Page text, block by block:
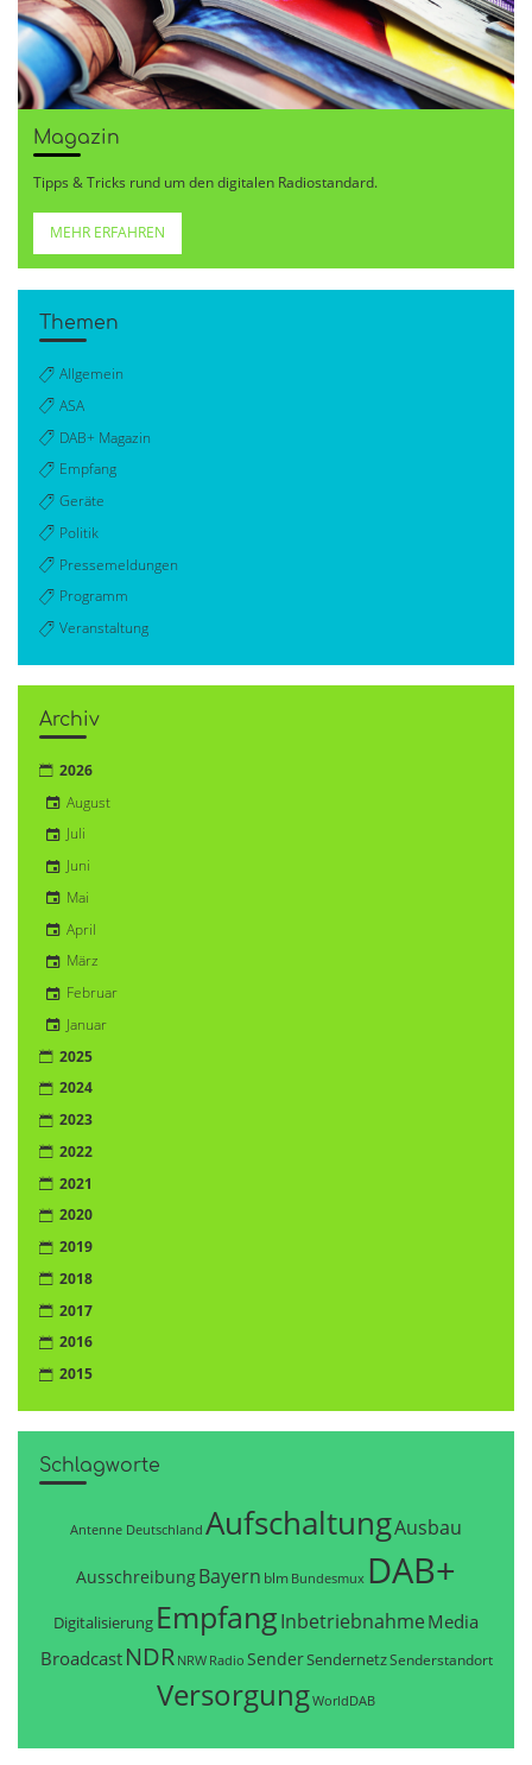
Magazin
Tipps & Tricks rund um den digitalen Radiostandard.
MEHR ERFAHREN
Themen
Allgemein
ASA
DAB+ Magazin
Empfang
Geräte
Politik
Pressemeldungen
Programm
Veranstaltung
Archiv
2026
August
Juli
Juni
Mai
April
März
Februar
Januar
2025
2024
2023
2022
2021
2020
2019
2018
2017
2016
2015
Schlagworte
Antenne Deutschland AufschaltungAusbau
AusschreibungBayern blm Bundesmux DAB+
Digitalisierung EmpfangInbetriebnahme Media
Broadcast NDR NRW Radio SenderSendernetzSenderstandort
VersorgungWorldDAB